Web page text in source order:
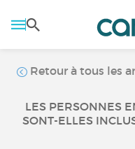
Retour à tous les
LES PERSONNES
SONT-ELLES